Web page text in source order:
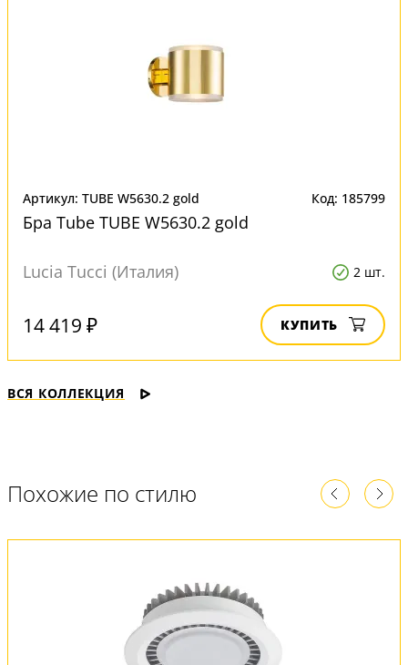
Артикул: TUBE W5630.2 gold Код: 185799
Бра Tube TUBE W5630.2 gold
Lucia Tucci (Италия) 2 шт.
14 419 ₽ КУПИТЬ
ВСЯ КОЛЛЕКЦИЯ
Похожие по стилю